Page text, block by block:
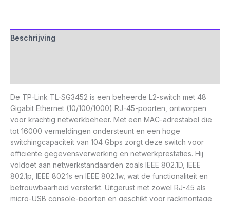
Beschrijving
De TP-Link TL-SG3452 is een beheerde L2-switch met 48
Gigabit Ethernet (10/100/1000) RJ-45-poorten, ontworpen
voor krachtig netwerkbeheer. Met een MAC-adrestabel die
tot 16000 vermeldingen ondersteunt en een hoge
switchingcapaciteit van 104 Gbps zorgt deze switch voor
efficiënte gegevensverwerking en netwerkprestaties. Hij
voldoet aan netwerkstandaarden zoals IEEE 802.1D, IEEE
802.1p, IEEE 802.1s en IEEE 802.1w, wat de functionaliteit en
betrouwbaarheid versterkt. Uitgerust met zowel RJ-45 als
micro-USB console-poorten en geschikt voor rackmontage,